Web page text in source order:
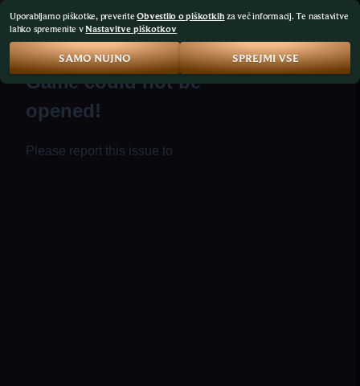
Uporabljamo piškotke, preveriteObvestilo o piškotkih za več informacij. Te nastavitve
lahko spremenite vNastavitve piškotkov
SAMO NUJNO SPREJMI VSE